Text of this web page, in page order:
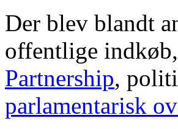
Der blev blandt
offentlige
Partnership,
parlamentarisk